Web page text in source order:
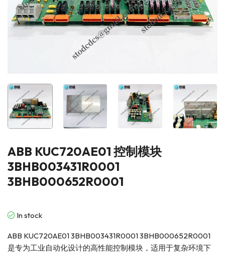
ABB KUC720AE01 控制模块
3BHB003431R0001
3BHB000652R0001
In stock
ABB KUC720AE01 3BHB003431R0001 3BHB000652R0001
是专为工业自动化设计的高性能控制模块，适用于复杂环境下